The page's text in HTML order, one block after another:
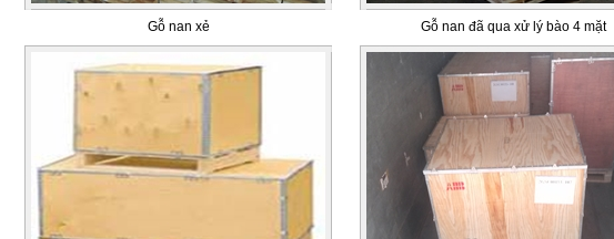
Gỗ nan xẻ Gỗ nan đã qua xử lý bào 4 mặt